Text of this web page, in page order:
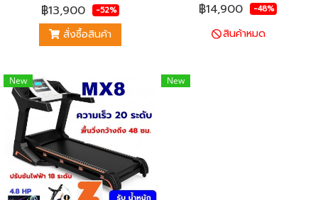
฿13,900 -52%
สั่งซื้อสินค้า
฿14,900 -48%
สินค้าหมด
New New